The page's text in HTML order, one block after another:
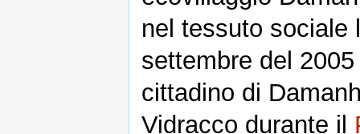
nel tessuto sociale
settembre del
cittadino di
Vidracco durante il